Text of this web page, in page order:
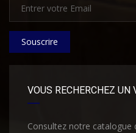
Souscrire
VOUS RECHERCHEZ UN
Consultez notre catalogue